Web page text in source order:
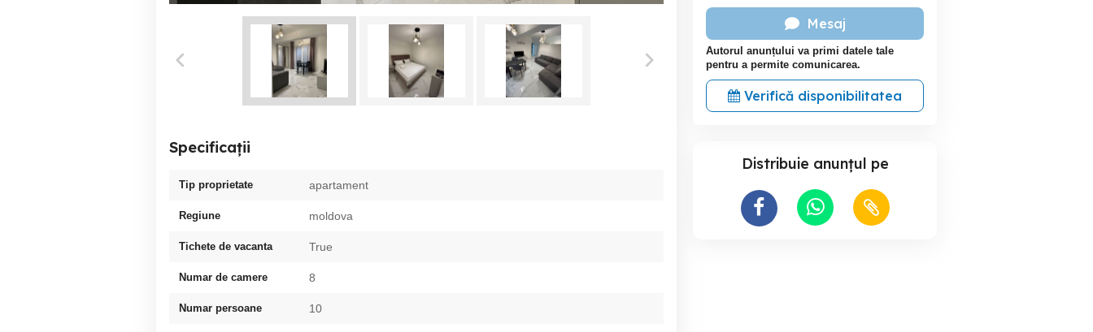
Specificații
Tip proprietate apartament
Regiune moldova
Tichete de vacanta True
Numar de camere 8
Numar persoane 10
Mesaj
Autorul anunțului va primi datele tale
pentru a permite comunicarea.
Verifică disponibilitatea
Distribuie anunțul pe